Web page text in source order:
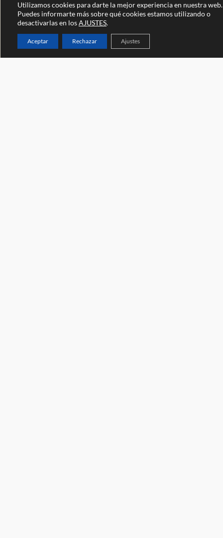
Utilizamos cookies para darte la mejor experiencia en nuestra web.
Puedes informarte más sobre qué cookies estamos utilizando o
desactivarlas en losAJUSTES.
Aceptar Rechazar Ajustes